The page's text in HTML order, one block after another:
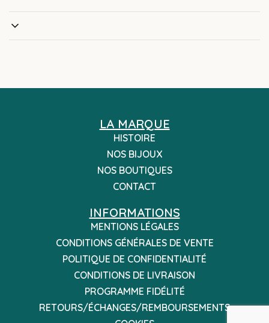
LA MARQUE
HISTOIRE
NOS BIJOUX
NOS BOUTIQUES
CONTACT
INFORMATIONS
MENTIONS LÉGALES
CONDITIONS GÉNÉRALES DE VENTE
POLITIQUE DE CONFIDENTIALITÉ
CONDITIONS DE LIVRAISON
PROGRAMME FIDÉLITÉ
RETOURS/ÉCHANGES/REMBOURSEMENTS